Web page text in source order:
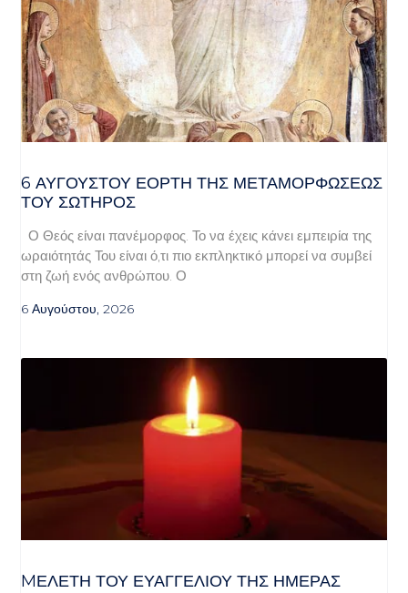
6 ΑΥΓΟΥΣΤΟΥ ΕΟΡΤΗ ΤΗΣ ΜΕΤΑΜΟΡΦΩΣΕΩΣ
ΤΟΥ ΣΩΤΗΡΟΣ
Ο Θεός είναι πανέμορφος. Το να έχεις κάνει εμπειρία της
ωραιότητάς Του είναι ό,τι πιο εκπληκτικό μπορεί να συμβεί
στη ζωή ενός ανθρώπου. Ο
6 Αυγούστου, 2026
MΕΛΈΤΗ ΤΟΥ ΕΥΑΓΓΕΛΊΟΥ ΤΗΣ ΗΜΈΡΑΣ